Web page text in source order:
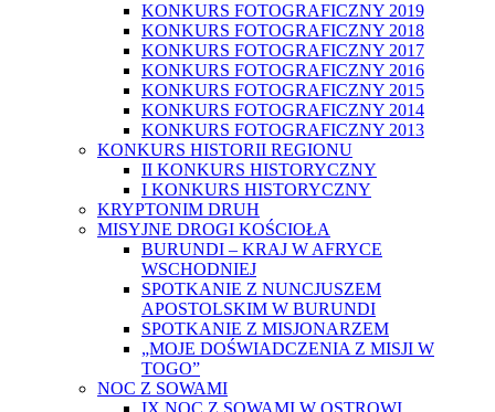
KONKURS FOTOGRAFICZNY 2019
KONKURS FOTOGRAFICZNY 2018
KONKURS FOTOGRAFICZNY 2017
KONKURS FOTOGRAFICZNY 2016
KONKURS FOTOGRAFICZNY 2015
KONKURS FOTOGRAFICZNY 2014
KONKURS FOTOGRAFICZNY 2013
KONKURS HISTORII REGIONU
II KONKURS HISTORYCZNY
I KONKURS HISTORYCZNY
KRYPTONIM DRUH
MISYJNE DROGI KOŚCIOŁA
BURUNDI – KRAJ W AFRYCE
WSCHODNIEJ
SPOTKANIE Z NUNCJUSZEM
APOSTOLSKIM W BURUNDI
SPOTKANIE Z MISJONARZEM
„MOJE DOŚWIADCZENIA Z MISJI W
TOGO”
NOC Z SOWAMI
IX NOC Z SOWAMI W OSTROWI